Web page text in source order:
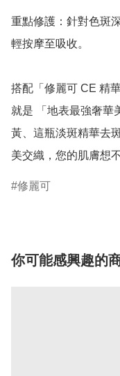
重點修護：針對色斑
輕按摩至吸收。
搭配「修麗可 CE 精
就是 「地表最強奢華
黃、這瓶淡斑精華去
美交織，您的肌膚想
修麗可
你可能感興趣的